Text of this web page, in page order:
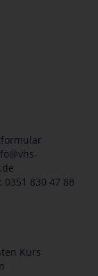
0351 830 47 88
Kurs